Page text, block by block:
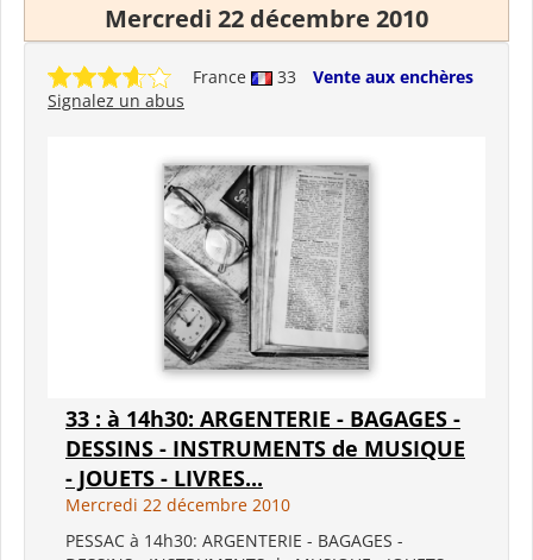
Mercredi 22 décembre 2010
France 33
Vente aux enchères
Signalez un abus
33 : à 14h30: ARGENTERIE - BAGAGES -
DESSINS - INSTRUMENTS de MUSIQUE
- JOUETS - LIVRES...
Mercredi 22 décembre 2010
PESSAC à 14h30: ARGENTERIE - BAGAGES -